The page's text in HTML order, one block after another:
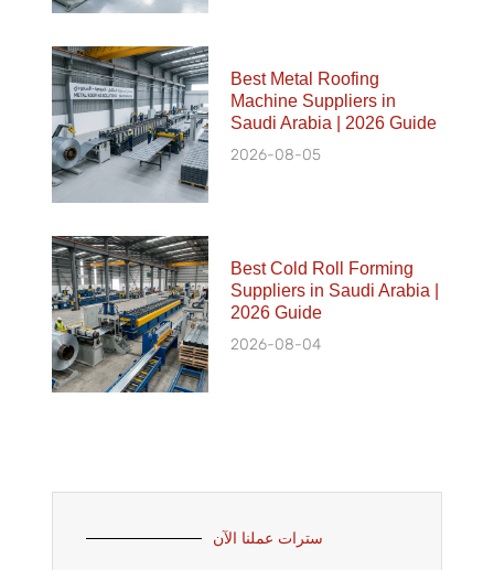
Best Metal Roofing
Machine Suppliers in
Saudi Arabia | 2026 Guide
2026-08-05
Best Cold Roll Forming
Suppliers in Saudi Arabia |
2026 Guide
2026-08-04
سترات عملنا الآن